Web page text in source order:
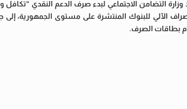
الآلي للبنوك المنتشرة على مستوى الجمهورية، إلى
بطاقات الصرف.